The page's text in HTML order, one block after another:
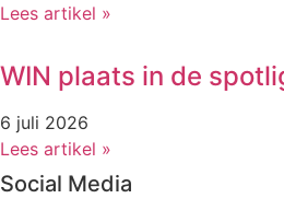
Lees artikel »
WIN plaats in de
6 juli 2026
Lees artikel »
Social Media